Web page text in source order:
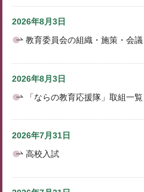
2026年8月3日
教育委員会の組織・施策・会議
2026年8月3日
「ならの教育応援隊」取組一覧
2026年7月31日
高校入試